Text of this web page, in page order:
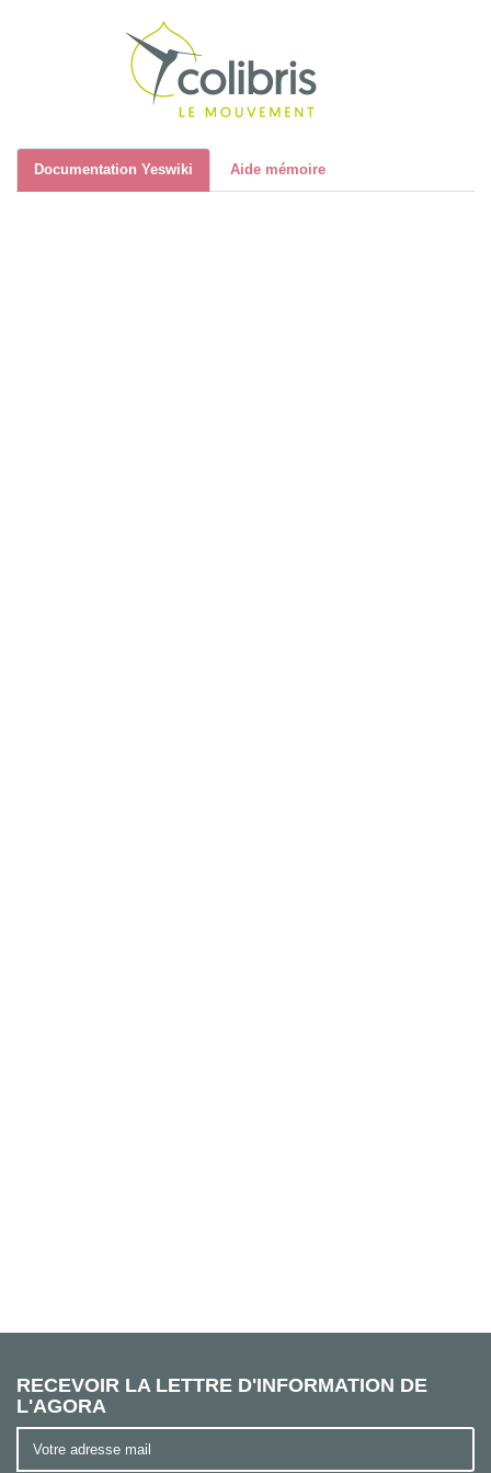
Documentation Yeswiki Aide mémoire
RECEVOIR LA LETTRE D'INFORMATION DE
L'AGORA